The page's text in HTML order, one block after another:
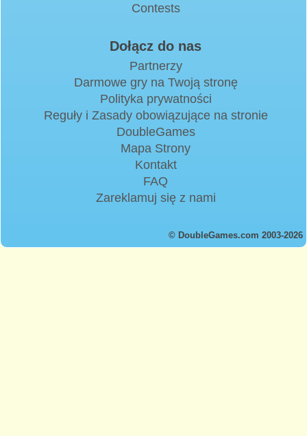
Contests
Dołącz do nas
Partnerzy
Darmowe gry na Twoją stronę
Polityka prywatności
Reguły i Zasady obowiązujące na stronie
DoubleGames
Mapa Strony
Kontakt
FAQ
Zareklamuj się z nami
© DoubleGames.com 2003-2026